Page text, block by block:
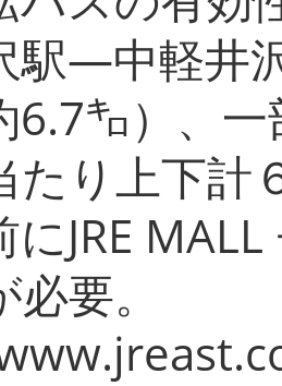
駅―中軽井
6.7㌔）、
たり上下計
にJRE
要。